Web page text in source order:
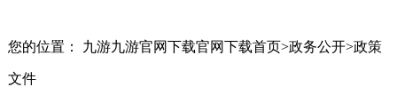
您的位置： 九游九游官网下载官网下载首页>政务公开>政策
文件